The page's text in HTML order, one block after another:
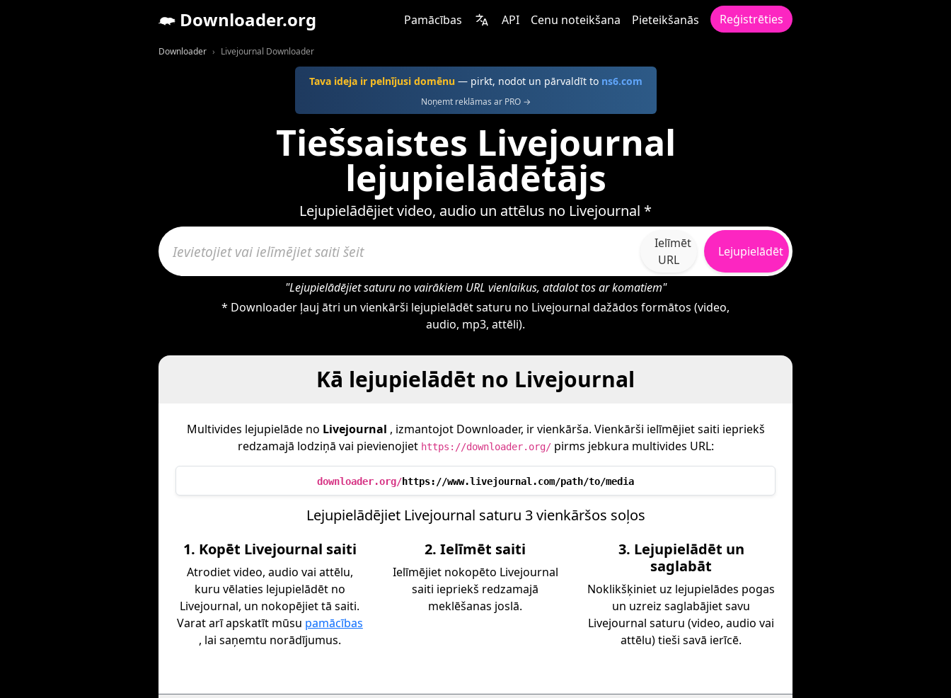
Downloader.org Pamācības API Cenu noteikšana Pieteikšanās Reģistrēties
Downloader Livejournal Downloader
Tava ideja ir pelnījusi domēnu— pirkt, nodot un pārvaldīt to ns6.com
Noņemt reklāmas ar PRO →
Tiešsaistes Livejournal
lejupielādētājs
Lejupielādējiet video, audio un attēlus no Livejournal *
Ielīmēt
URL
Lejupielādēt
"Lejupielādējiet saturu no vairākiem URL vienlaikus, atdalot tos ar komatiem"
* Downloader ļauj ātri un vienkārši lejupielādēt saturu no Livejournal dažādos formātos (video,
audio, mp3, attēli).
Kā lejupielādēt no Livejournal
Multivides lejupielāde no Livejournal , izmantojot Downloader, ir vienkārša. Vienkārši ielīmējiet saiti iepriekš
redzamajā lodziņā vai pievienojiet https://downloader.org/pirms jebkura multivides URL:
downloader.org/https://www.livejournal.com/path/to/media
Lejupielādējiet Livejournal saturu 3 vienkāršos soļos
1. Kopēt Livejournal saiti
Atrodiet video, audio vai attēlu,
kuru vēlaties lejupielādēt no
Livejournal, un nokopējiet tā saiti.
Varat arī apskatīt mūsu pamācības
, lai saņemtu norādījumus.
2. Ielīmēt saiti
Ielīmējiet nokopēto Livejournal
saiti iepriekš redzamajā
meklēšanas joslā.
3. Lejupielādēt un
saglabāt
Noklikšķiniet uz lejupielādes pogas
un uzreiz saglabājiet savu
Livejournal saturu (video, audio vai
attēlu) tieši savā ierīcē.